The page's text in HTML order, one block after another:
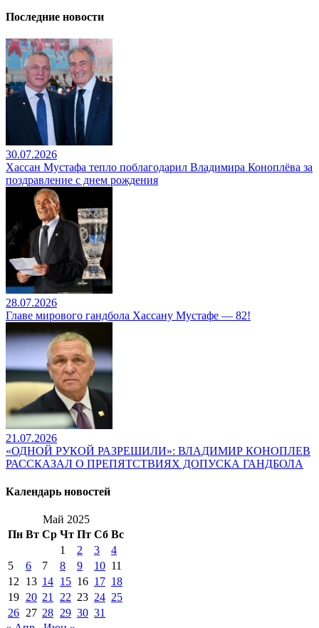
Последние новости
30.07.2026
Хассан Мустафа тепло поблагодарил Владимира Коноплёва за
поздравление с днем рождения
28.07.2026
Главе мирового гандбола Хассану Мустафе — 82!
21.07.2026
«ОДНОЙ РУКОЙ РАЗРЕШИЛИ»: ВЛАДИМИР КОНОПЛЕВ
РАССКАЗАЛ О ПРЕПЯТСТВИЯХ ДОПУСКА ГАНДБОЛА
Календарь новостей
Май 2025
Пн Вт Ср Чт Пт Сб Вс
1
2 3
4
5
6 7 8 9 10 11
12 13 14 15 16 17 18
19 20 21 22 23 24 25
26 27 28 29 30 31